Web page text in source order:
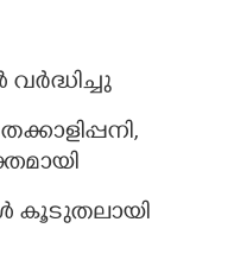
കൂടുതലായി